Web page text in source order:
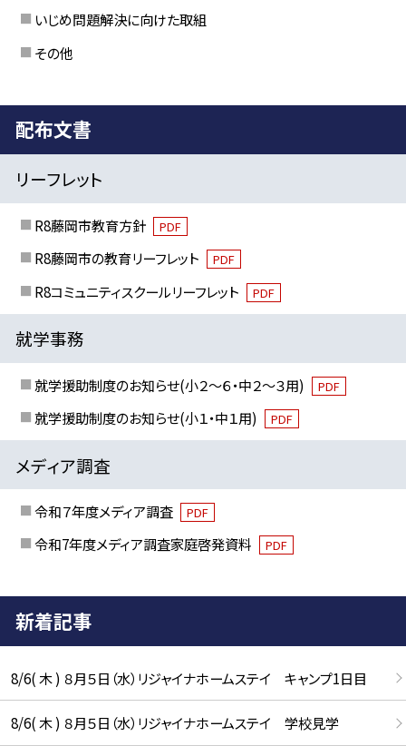
いじめ問題解決に向けた取組
その他
配布文書
リーフレット
R8藤岡市教育方針 PDF
R8藤岡市の教育リーフレット PDF
R8コミュニティスクールリーフレット PDF
就学事務
就学援助制度のお知らせ(小２～６・中２～３用) PDF
就学援助制度のお知らせ(小１・中１用) PDF
メディア調査
令和７年度メディア調査 PDF
令和7年度メディア調査家庭啓発資料 PDF
新着記事
8/6( 木 ) ８月５日（水）リジャイナホームステイ キャンプ1日目
8/6( 木 ) ８月５日（水）リジャイナホームステイ 学校見学